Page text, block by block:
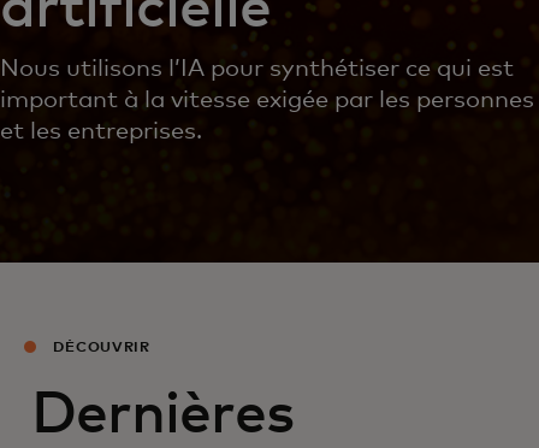
Nous utilisons l’IA pour synthétiser ce qui est
important à la vitesse exigée par les personnes
et les entreprises.
DÉCOUVRIR
Dernières